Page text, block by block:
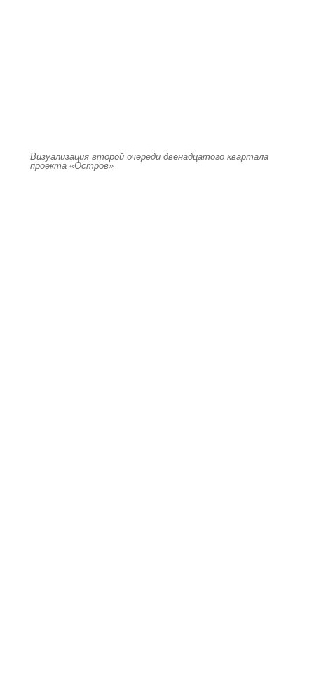
Визуализация второй очереди двенадцатого квартала
проекта «Остров»